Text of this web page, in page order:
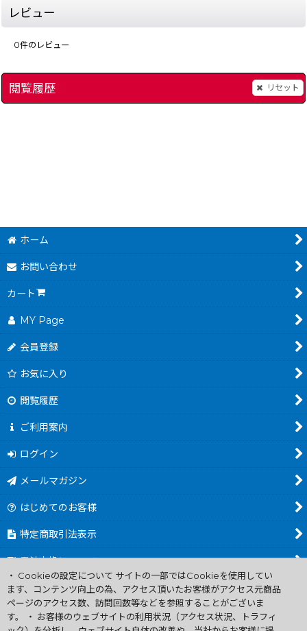
レビュー
0件のレビュー
閲覧履歴 リセット
ホーム
お問い合わせ
カート
MY Page
会員登録
お気に入り
閲覧履歴
ご利用案内
ログイン
メールマガジン
はじめてのお客様
特定商取引法表示
電池交換について
商品カテゴリ一覧
Worldwide Shipping Guide
・ Cookieの設定について サイトの一部ではCookieを使用してい
ます、コンテンツ向上の為、アクセス頂いたお客様がアクセス元商品
ページのアクセス数、訪問回数等などを参照することがございま
す。 ・ お客様のウェブサイトの利用状況（アクセス状況、トラフィ